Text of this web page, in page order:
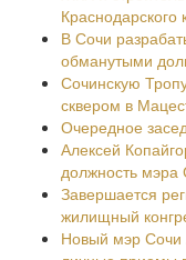
Краснодарского
В Сочи
обманутыми
Сочинскую
сквером в
Очередное
Алексей
должность мэра
Завершается
жилищный
Новый мэр Сочи